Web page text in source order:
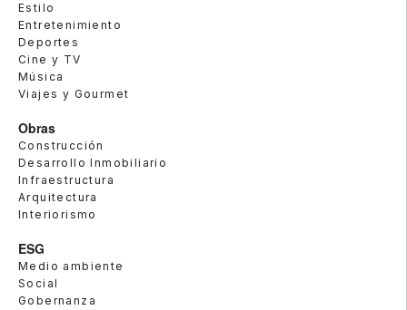
Estilo
Entretenimiento
Deportes
Cine y TV
Música
Viajes y Gourmet
Obras
Construcción
Desarrollo Inmobiliario
Infraestructura
Arquitectura
Interiorismo
ESG
Medio ambiente
Social
Gobernanza